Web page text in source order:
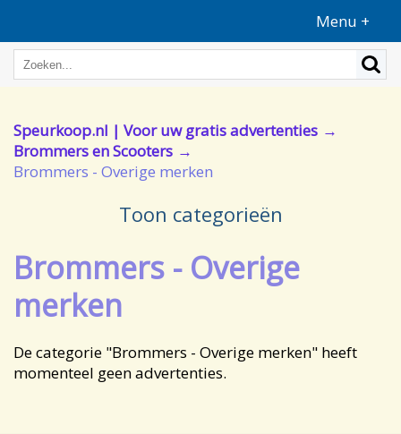
Menu +
Speurkoop.nl | Voor uw gratis advertenties
Brommers en Scooters
Brommers - Overige merken
Toon categorieën
Brommers - Overige
merken
De categorie "Brommers - Overige merken" heeft
momenteel geen advertenties.